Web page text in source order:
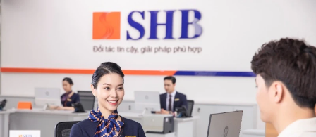
KHOA HỌC - CÔNG NGHỆ
MÔI TRƯỜNG